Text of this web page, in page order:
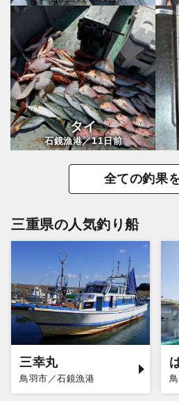
タイ
石鏡漁港／11日前
全ての釣果
三重県の人気釣り船
三幸丸
鳥羽市／石鏡漁港